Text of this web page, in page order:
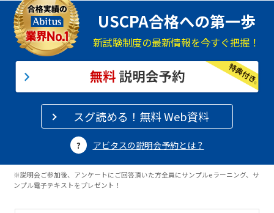
USCPA合格への第一歩
新試験制度の最新情報を今すぐ把握！
スグ読める！無料 Web資料
アビタスの説明会予約とは？
※説明会ご参加後、アンケートにご回答頂いた方全員にサンプルeラーニング、サ
ンプル電子テキストをプレゼント！